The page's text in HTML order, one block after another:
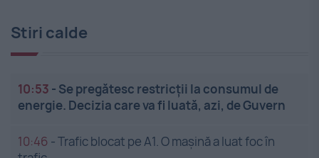
Stiri calde
10:53 - Se pregătesc restricții la consumul de
energie. Decizia care va fi luată, azi, de Guvern
10:46 -Trafic blocat pe A1. O mașină a luat foc în